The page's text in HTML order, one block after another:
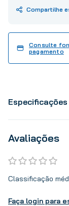
Consulte
pagamento
Especificações
Avaliações
Classificação
Faça login para